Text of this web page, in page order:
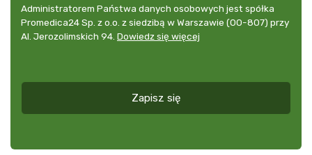
dowolnym
momencie
udzielonej
przedstawianie
Administrator
danych
osobowych
Administratorem Państwa danych osobowych jest spółka
Promedica24 Sp. z o.o. z siedzibą w Warszawie (00-807) przy
Al. Jerozolimskich 94. Dowiedz się więcej
Zapisz się